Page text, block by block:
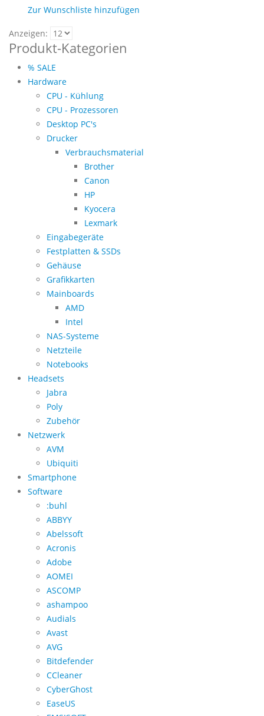
Zur Wunschliste hinzufügen
Anzeigen:
Produkt-Kategorien
% SALE
Hardware
CPU - Kühlung
CPU - Prozessoren
Desktop PC's
Drucker
Verbrauchsmaterial
Brother
Canon
HP
Kyocera
Lexmark
Eingabegeräte
Festplatten & SSDs
Gehäuse
Grafikkarten
Mainboards
AMD
Intel
NAS-Systeme
Netzteile
Notebooks
Headsets
Jabra
Poly
Zubehör
Netzwerk
AVM
Ubiquiti
Smartphone
Software
:buhl
ABBYY
Abelssoft
Acronis
Adobe
AOMEI
ASCOMP
ashampoo
Audials
Avast
AVG
Bitdefender
CCleaner
CyberGhost
EaseUS